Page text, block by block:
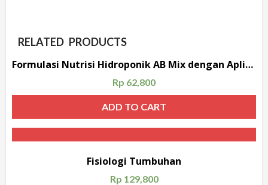
RELATED PRODUCTS
Formulasi Nutrisi Hidroponik AB Mix dengan Aplikasi MS Exceldan Hydrobuddy
Rp 62,800
ADD TO CART
Fisiologi Tumbuhan
Rp 129,800